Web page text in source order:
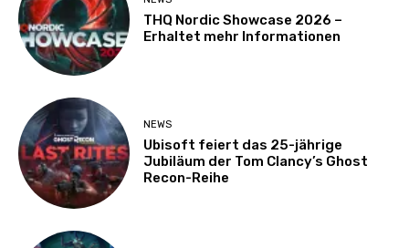
THQ Nordic Showcase 2026 –
Erhaltet mehr Informationen
NEWS
Ubisoft feiert das 25-jährige
Jubiläum der Tom Clancy’s Ghost
Recon-Reihe